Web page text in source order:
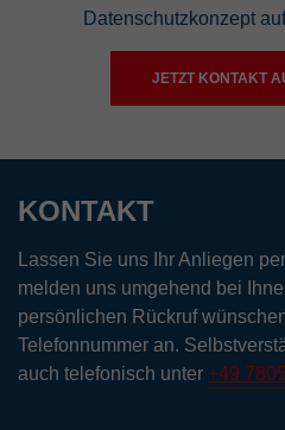
Datenschutzkonzept
JETZT KONTAKT
KONTAKT
Lassen Sie uns Ihr Anliegen
melden uns umgehend bei
persönlichen Rückruf
Telefonnummer an.
auch telefonisch unter +49